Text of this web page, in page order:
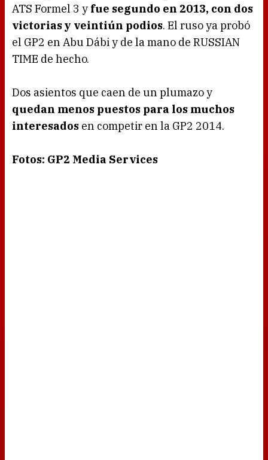
ATS Formel 3 y fue segundo en 2013, con dos
victorias y veintiún podios. El ruso ya probó
el GP2 en Abu Dábi y de la mano de RUSSIAN
TIME de hecho.
Dos asientos que caen de un plumazo y
quedan menos puestos para los muchos
interesados en competir en la GP2 2014.
Fotos: GP2 Media Services